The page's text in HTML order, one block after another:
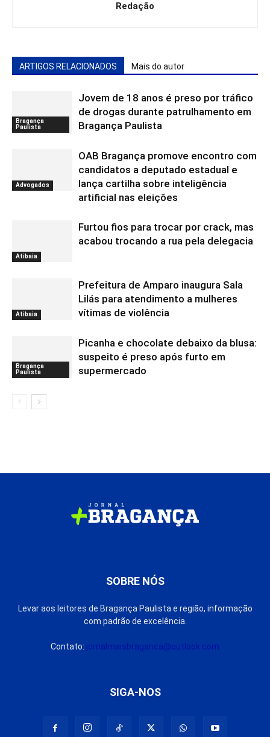
Redação
ARTIGOS RELACIONADOS Mais do autor
Bragança
Paulista
Jovem de 18 anos é preso por tráfico
de drogas durante patrulhamento em
Bragança Paulista
Advogados
OAB Bragança promove encontro com
candidatos a deputado estadual e
lança cartilha sobre inteligência
artificial nas eleições
Atibaia
Furtou fios para trocar por crack, mas
acabou trocando a rua pela delegacia
Atibaia
Prefeitura de Amparo inaugura Sala
Lilás para atendimento a mulheres
vítimas de violência
Bragança
Paulista
Picanha e chocolate debaixo da blusa:
suspeito é preso após furto em
supermercado
SOBRE NÓS
Levar aos leitores de Bragança Paulista e região, informação
com padrão de excelência.
Contato: jornalmaisbraganca@outlook.com
SIGA-NOS